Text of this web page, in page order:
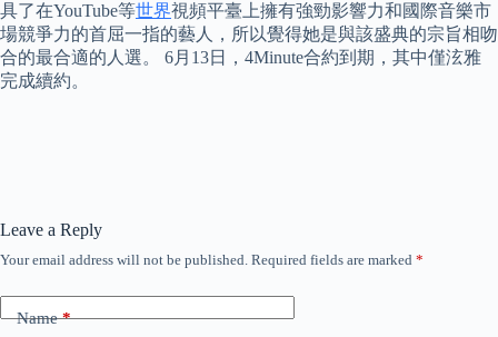
具了在YouTube等世界視頻平臺上擁有強勁影響力和國際音樂市
場競爭力的首屈一指的藝人，所以覺得她是與該盛典的宗旨相吻
合的最合適的人選。 6月13日，4Minute合約到期，其中僅泫雅
完成續約。
Leave a Reply
Your email address will not be published. Required fields are marked *
Name*